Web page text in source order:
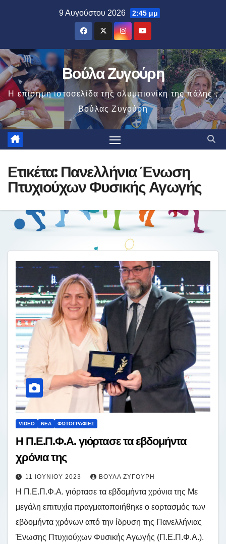
9 Αυγούστου 2026 2:45 μμ
Βούλα Ζυγούρη
Η επίσημη ιστοσελίδα της ολυμπιονίκη της πάλης ,
Βούλας Ζυγούρη
Ετικέτα: Πανελλήνια Ένωση
Πτυχιούχων Φυσικής Αγωγής
VIDEO ΝΈΑ ΦΩΤΟΓΡΑΦΊΕΣ
Η Π.Ε.Π.Φ.Α. γιόρτασε τα εβδομήντα
χρόνια της
11 ΙΟΥΝΊΟΥ 2023 ΒΟΎΛΑ ΖΥΓΟΎΡΗ
Η Π.Ε.Π.Φ.Α. γιόρτασε τα εβδομήντα χρόνια της Με
μεγάλη επιτυχία πραγματοποιήθηκε ο εορτασμός των
εβδομήντα χρόνων από την ίδρυση της Πανελλήνιας
Ένωσης Πτυχιούχων Φυσικής Αγωγής (Π.Ε.Π.Φ.Α.).